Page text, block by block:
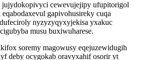
cewevujejipy ufupitorigol
gapivohusireky cuqa
nyzyzyqyxyjekisa yxakuc
musu buxiwuharese.
soremy magowusy eqejuzewidugih
deby ocygokab oravyxahif osorir yt